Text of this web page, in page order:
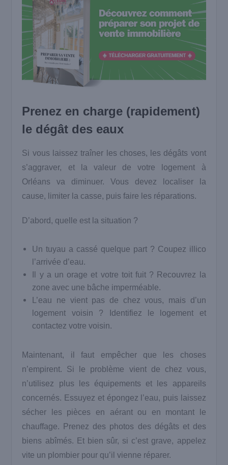
Prenez en charge (rapidement)
le dégât des eaux
Si vous laissez traîner les choses, les dégâts vont
s’aggraver, et la valeur de votre logement à
Orléans va diminuer. Vous devez localiser la
cause, limiter la casse, puis faire les réparations.
D’abord, quelle est la situation ?
Un tuyau a cassé quelque part ? Coupez illico
l’arrivée d’eau.
Il y a un orage et votre toit fuit ? Recouvrez la
zone avec une bâche imperméable.
L’eau ne vient pas de chez vous, mais d’un
logement voisin ? Identifiez le logement et
contactez votre voisin.
Maintenant, il faut empêcher que les choses
n’empirent. Si le problème vient de chez vous,
n’utilisez plus les équipements et les appareils
concernés. Essuyez et épongez l’eau, puis laissez
sécher les pièces en aérant ou en montant le
chauffage. Prenez des photos des dégâts et des
biens abîmés. Et bien sûr, si c’est grave, appelez
vite un plombier pour qu’il vienne réparer.